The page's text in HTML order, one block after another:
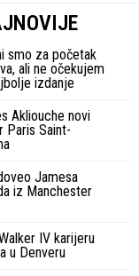
smo za početak
ali ne očekujem
izdanje
Akliouche novi
Paris Saint-
Jamesa
iz Manchester
IV karijeru
u Denveru